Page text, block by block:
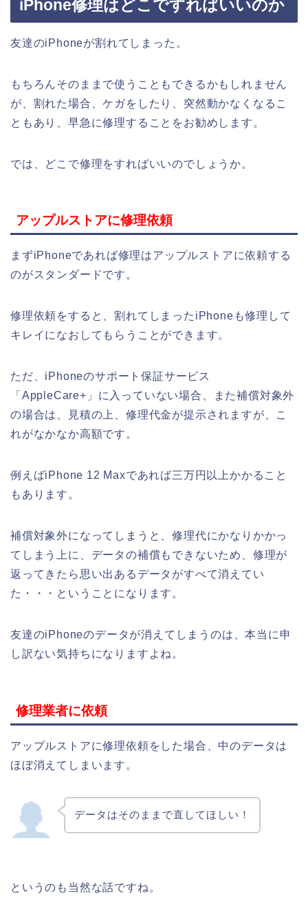
iPhone修理はどこですればいいのか
友達のiPhoneが割れてしまった。
もちろんそのままで使うこともできるかもしれません
が、割れた場合、ケガをしたり、突然動かなくなるこ
ともあり、早急に修理することをお勧めします。
では、どこで修理をすればいいのでしょうか。
アップルストアに修理依頼
まずiPhoneであれば修理はアップルストアに依頼する
のがスタンダードです。
修理依頼をすると、割れてしまったiPhoneも修理して
キレイになおしてもらうことができます。
ただ、iPhoneのサポート保証サービス
「AppleCare+」に入っていない場合、また補償対象外
の場合は、見積の上、修理代金が提示されますが、こ
れがなかなか高額です。
例えばiPhone 12 Maxであれば三万円以上かかること
もあります。
補償対象外になってしまうと、修理代にかなりかかっ
てしまう上に、データの補償もできないため、修理が
返ってきたら思い出あるデータがすべて消えてい
た・・・ということになります。
友達のiPhoneのデータが消えてしまうのは、本当に申
し訳ない気持ちになりますよね。
修理業者に依頼
アップルストアに修理依頼をした場合、中のデータは
ほぼ消えてしまいます。
データはそのままで直してほしい！
というのも当然な話ですね。